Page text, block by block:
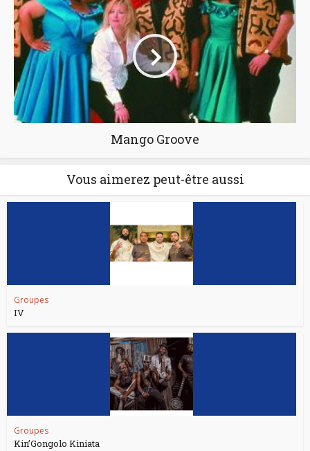
Mango Groove
Vous aimerez peut-être aussi
Groupes
IV
Groupes
Kin’Gongolo Kiniata